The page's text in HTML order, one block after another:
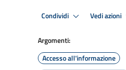
Condividi Vedi azioni
Argomenti:
Accesso all'informazione